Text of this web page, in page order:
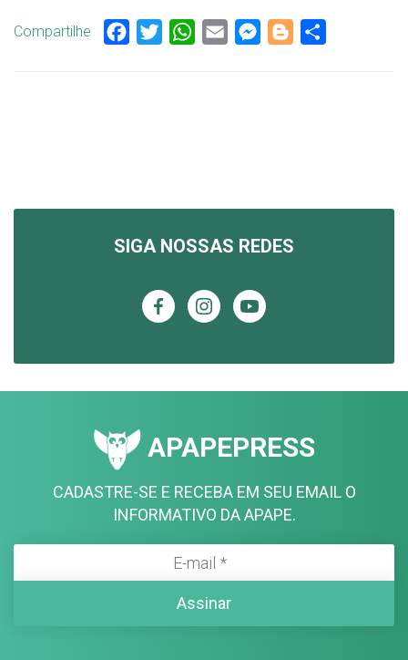
Compartilhe Facebook
TwitterWhatsApp
Email Messenger
Blogger
SIGA NOSSAS REDES
APAPEPRESS
CADASTRE-SE E RECEBA EM SEU EMAIL O
INFORMATIVO DA APAPE.